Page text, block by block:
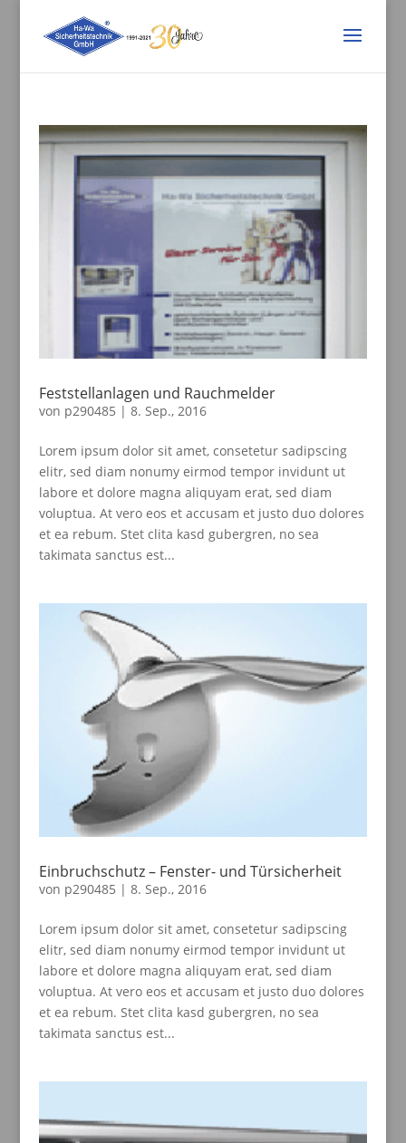
Feststellanlagen und Rauchmelder
von p290485 | 8. Sep., 2016
Lorem ipsum dolor sit amet, consetetur sadipscing
elitr, sed diam nonumy eirmod tempor invidunt ut
labore et dolore magna aliquyam erat, sed diam
voluptua. At vero eos et accusam et justo duo dolores
et ea rebum. Stet clita kasd gubergren, no sea
takimata sanctus est...
Einbruchschutz – Fenster- und Türsicherheit
von p290485 | 8. Sep., 2016
Lorem ipsum dolor sit amet, consetetur sadipscing
elitr, sed diam nonumy eirmod tempor invidunt ut
labore et dolore magna aliquyam erat, sed diam
voluptua. At vero eos et accusam et justo duo dolores
et ea rebum. Stet clita kasd gubergren, no sea
takimata sanctus est...